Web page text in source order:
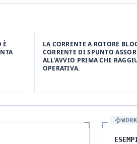
È
LA CORRENTE A ROTORE
CORRENTE DI SPUNTO
ALL'AVVIO PRIMA CHE
OPERATIVA.